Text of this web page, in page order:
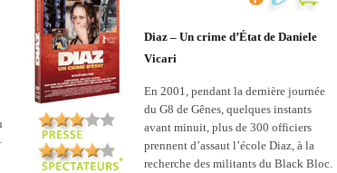
Diaz – Un crime d’État de Daniele
Vicari
En 2001, pendant la dernière journée
du G8 de Gênes, quelques instants
avant minuit, plus de 300 officiers
prennent d’assaut l’école Diaz, à la
recherche des militants du Black Bloc.